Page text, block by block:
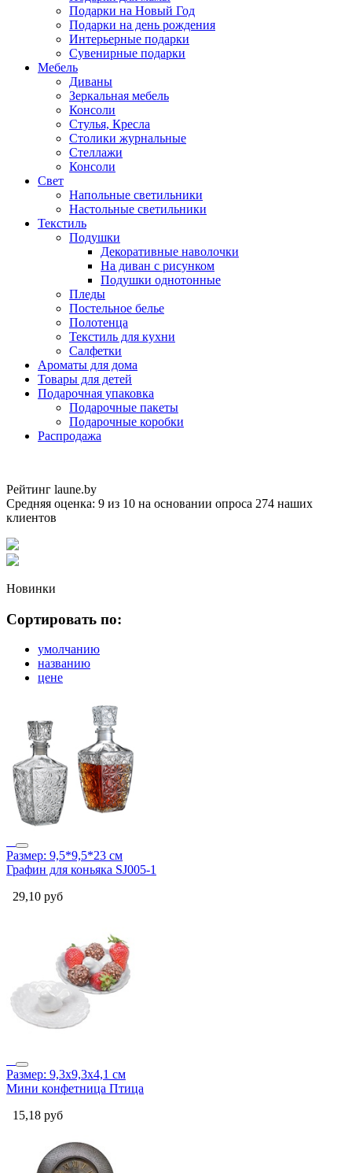
Подарки на Новый Год
Подарки на день рождения
Интерьерные подарки
Сувенирные подарки
Мебель
Диваны
Зеркальная мебель
Консоли
Стулья, Кресла
Столики журнальные
Стеллажи
Консоли
Свет
Напольные светильники
Настольные светильники
Текстиль
Подушки
Декоративные наволочки
На диван с рисунком
Подушки однотонные
Пледы
Постельное белье
Полотенца
Текстиль для кухни
Салфетки
Ароматы для дома
Товары для детей
Подарочная упаковка
Подарочные пакеты
Подарочные коробки
Распродажа
Рейтинг laune.by
Средняя оценка: 9 из 10 на основании опроса 274 наших
клиентов
Новинки
Сортировать по:
умолчанию
названию
цене
Размер: 9,5*9,5*23 см
Графин для коньяка SJ005-1
29,10 руб
Размер: 9,3х9,3х4,1 см
Мини конфетница Птица
15,18 руб